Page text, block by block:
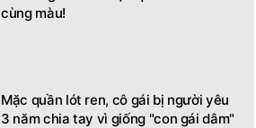
cùng màu!
Mặc quần lót ren, cô gái bị người yêu
3 năm chia tay vì giống "con gái dâm"